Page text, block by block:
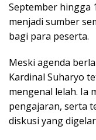
September hingga
menjadi sumber
bagi para peserta.
Meski agenda
Kardinal Suharyo
mengenal lelah. Ia
pengajaran, serta
diskusi yang